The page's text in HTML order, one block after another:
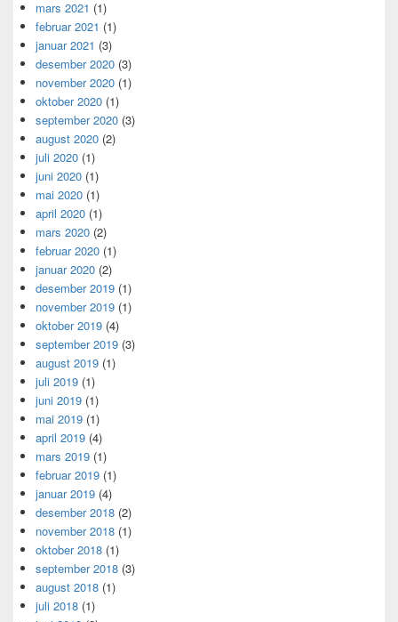
mars 2021 (1)
februar 2021 (1)
januar 2021 (3)
desember 2020 (3)
november 2020 (1)
oktober 2020 (1)
september 2020 (3)
august 2020 (2)
juli 2020 (1)
juni 2020 (1)
mai 2020 (1)
april 2020 (1)
mars 2020 (2)
februar 2020 (1)
januar 2020 (2)
desember 2019 (1)
november 2019 (1)
oktober 2019 (4)
september 2019 (3)
august 2019 (1)
juli 2019 (1)
juni 2019 (1)
mai 2019 (1)
april 2019 (4)
mars 2019 (1)
februar 2019 (1)
januar 2019 (4)
desember 2018 (2)
november 2018 (1)
oktober 2018 (1)
september 2018 (3)
august 2018 (1)
juli 2018 (1)